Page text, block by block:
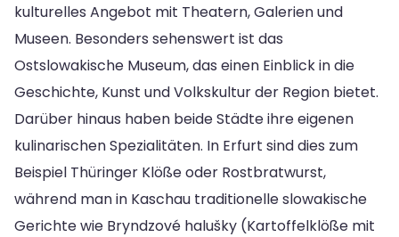
kulturelles Angebot mit Theatern, Galerien und
Museen. Besonders sehenswert ist das
Ostslowakische Museum, das einen Einblick in die
Geschichte, Kunst und Volkskultur der Region bietet.
Darüber hinaus haben beide Städte ihre eigenen
kulinarischen Spezialitäten. In Erfurt sind dies zum
Beispiel Thüringer Klöße oder Rostbratwurst,
während man in Kaschau traditionelle slowakische
Gerichte wie Bryndzové halušky (Kartoffelklöße mit